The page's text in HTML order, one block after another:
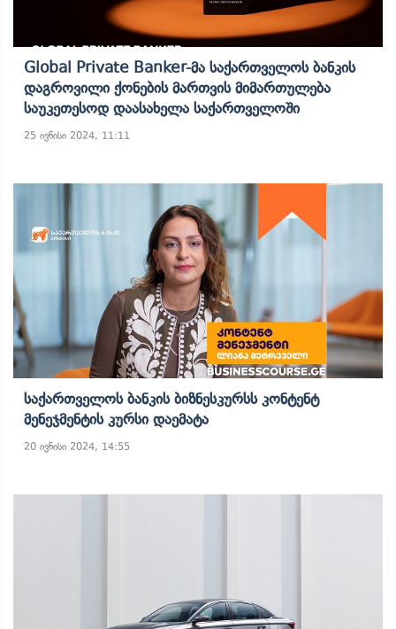
Global Private Banker-Მა Საქართველოს Ბანკის
Დაგროვილი Ქონების Მართვის Მიმართულება
Საუკეთესოდ Დაასახელა Საქართველოში
25 ივნისი 2024, 11:11
Საქართველოს Ბანკის Ბიზნესკურსს Კონტენტ
Მენეჯმენტის Კურსი Დაემატა
20 ივნისი 2024, 14:55